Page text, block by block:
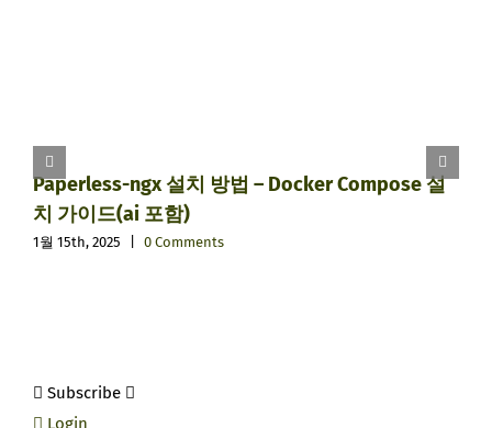
Paperless-ngx 설치 방법 – Docker Compose 설
치 가이드(ai 포함)
1월 15th, 2025 0 Comments
Subscribe
Login